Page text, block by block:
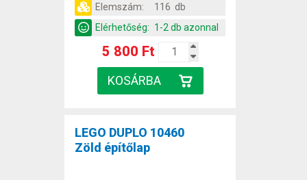
Elemszám:
116 db
Elérhetőség: 1-2 db azonnal
5 800 Ft
LEGO DUPLO 10460
Zöld építőlap